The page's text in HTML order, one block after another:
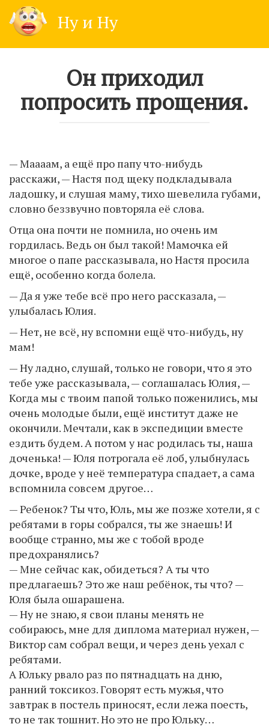
content
Ну и Ну
Он приходил
попросить прощения.
— Маааам, а ещё про папу что-нибудь
расскажи, — Настя под щеку подкладывала
ладошку, и слушая маму, тихо шевелила губами,
словно беззвучно повторяла её слова.
Отца она почти не помнила, но очень им
гордилась. Ведь он был такой! Мамочка ей
многое о папе рассказывала, но Настя просила
ещё, особенно когда болела.
— Да я уже тебе всё про него рассказала, —
улыбалась Юлия.
— Нет, не всё, ну вспомни ещё что-нибудь, ну
мам!
— Ну ладно, слушай, только не говори, что я это
тебе уже рассказывала, — соглашалась Юлия, —
Когда мы с твоим папой только поженились, мы
очень молодые были, ещё институт даже не
окончили. Мечтали, как в экспедиции вместе
ездить будем. А потом у нас родилась ты, наша
доченька! — Юля потрогала её лоб, улыбнулась
дочке, вроде у неё температура спадает, а сама
вспомнила совсем другое…
— Ребенок? Ты что, Юль, мы же позже хотели, я с
ребятами в горы собрался, ты же знаешь! И
вообще странно, мы же с тобой вроде
предохранялись?
— Мне сейчас как, обидеться? А ты что
предлагаешь? Это же наш ребёнок, ты что? —
Юля была ошарашена.
— Ну не знаю, я свои планы менять не
собираюсь, мне для диплома материал нужен, —
Виктор сам собрал вещи, и через день уехал с
ребятами.
А Юльку рвало раз по пятнадцать на дню,
ранний токсикоз. Говорят есть мужья, что
завтрак в постель приносят, если лежа поесть,
то не так тошнит. Но это не про Юльку…